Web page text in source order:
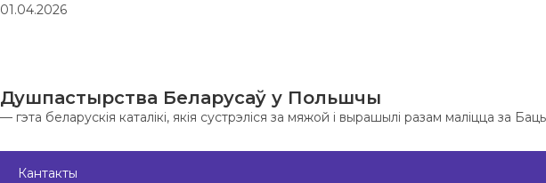
01.04.2026
Душпастырства Беларусаў у Польшчы
— гэта беларускія каталікі, якія сустрэліся за мяжой і вырашылі разам маліцца за
Кантакты